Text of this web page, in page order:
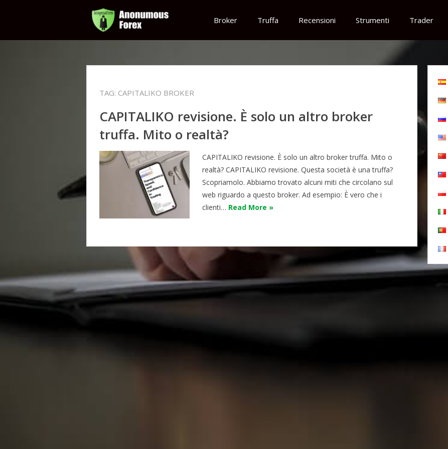
Broker Truffa Recensioni Strumenti Trader
TAG: CAPITALIKO BROKER
CAPITALIKO revisione. È solo un altro broker
truffa. Mito o realtà?
CAPITALIKO revisione. È solo un altro broker truffa. Mito o
realtà? CAPITALIKO revisione. Questa società è una truffa?
Scopriamolo. Abbiamo trovato alcuni miti che circolano sul
web riguardo a questo broker. Ad esempio: È vero che i
clienti… Read More »